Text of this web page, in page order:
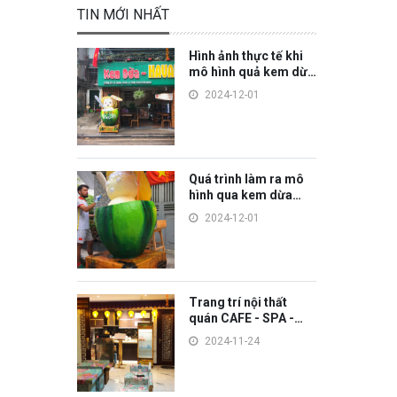
TIN MỚI NHẤT
Hình ảnh thực tế khi
mô hình quả kem dừa
khi đặt ở quán
2024-12-01
Quá trình làm ra mô
hình qua kem dừa
trang trí
2024-12-01
Trang trí nội thất
quán CAFE - SPA -
HOME theo phong
cách Hà Nội cổ
2024-11-24